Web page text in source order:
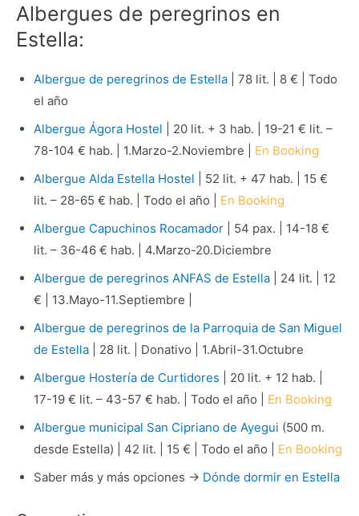
Albergues de peregrinos en
Estella:
Albergue de peregrinos de Estella| 78 lit. | 8 € | Todo
el año
Albergue Ágora Hostel | 20 lit. + 3 hab. | 19-21 € lit. –
78-104 € hab. | 1.Marzo-2.Noviembre | En Booking
Albergue Alda Estella Hostel | 52 lit. + 47 hab. | 15 €
lit. – 28-65 € hab. | Todo el año | En Booking
Albergue Capuchinos Rocamador| 54 pax. | 14-18 €
lit. – 36-46 € hab. | 4.Marzo-20.Diciembre
Albergue de peregrinos ANFAS de Estella| 24 lit. | 12
€ | 13.Mayo-11.Septiembre |
Albergue de peregrinos de la Parroquia de San Miguel
de Estella| 28 lit. | Donativo | 1.Abril-31.Octubre
Albergue Hostería de Curtidores | 20 lit. + 12 hab. |
17-19 € lit. – 43-57 € hab. | Todo el año | En Booking
Albergue municipal San Cipriano de Ayegui (500 m.
desde Estella) | 42 lit. | 15 € | Todo el año | En Booking
Saber más y más opciones → Dónde dormir en Estella